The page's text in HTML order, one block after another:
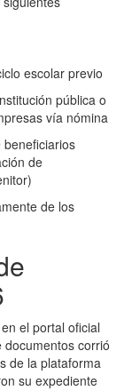
escolar previo
pública o
vía nómina
de
de los
el portal oficial
documentos corrió
de la plataforma
su expediente